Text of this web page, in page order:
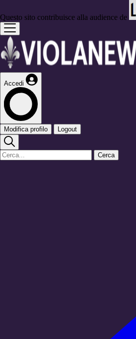
Questo sito contribuisce alla audience de
Accedi
Modifica profilo Logout
Cerca